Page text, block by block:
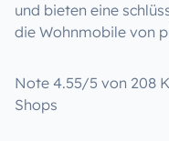
und bieten eine
die Wohnmobile von
Note 4.55/5 von 208
Shops